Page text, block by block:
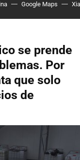
Google Maps
se prende
Por
que solo
de